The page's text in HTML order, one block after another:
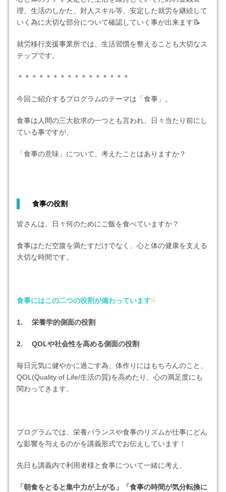
理、生活のしかた、対人スキル等、安定した就労を継続して
いく為に大切な部分について確認していく事が出来ます📝
就労移行支援事業所では、生活習慣を整えることも大切なス
テップです。
＊＊＊＊＊＊＊＊＊＊＊＊＊＊＊＊
今回ご紹介するプログラムのテーマは「食事」。
食事は人間の三大欲求の一つとも言われ、日々当たり前にし
ている事ですが、
「食事の意味」について、考えたことはありますか？
食事の役割
皆さんは、日々何のためにご飯を食べていますか？
食事はただ空腹を満たすだけでなく、心と体の健康を支える
大切な時間です。
食事にはこの二つの役割が備わっています☟
1. 栄養学的側面の役割
2. QOLや社会性を高める側面の役割
毎日元気に健やかに過ごす為、体作りにはもちろんのこと、
QOL(Quality of Life/生活の質)を高めたり、心の満足度にも
関わってきます。
プログラムでは、栄養バランスや食事のリズムが仕事にどん
な影響を与えるのかを講義形式でお伝えしています！
先日も講義内で利用者様と食事について一緒に考え、
「朝食をとると集中力が上がる」「食事の時間が気分転換に